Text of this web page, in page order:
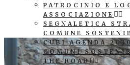
PATROCINIO E
ASSOCIAZIONE
SEGNALETICA
COMUNE
CUBI AGENDA
COMUNI
THE ROAD